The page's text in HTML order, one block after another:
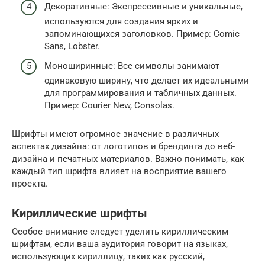
Декоративные: Экспрессивные и уникальные,
используются для создания ярких и
запоминающихся заголовков. Пример: Comic
Sans, Lobster.
Моноширинные: Все символы занимают
одинаковую ширину, что делает их идеальными
для программирования и табличных данных.
Пример: Courier New, Consolas.
Шрифты имеют огромное значение в различных
аспектах дизайна: от логотипов и брендинга до веб-
дизайна и печатных материалов. Важно понимать, как
каждый тип шрифта влияет на восприятие вашего
проекта.
Кириллические шрифты
Особое внимание следует уделить кириллическим
шрифтам, если ваша аудитория говорит на языках,
использующих кириллицу, таких как русский,